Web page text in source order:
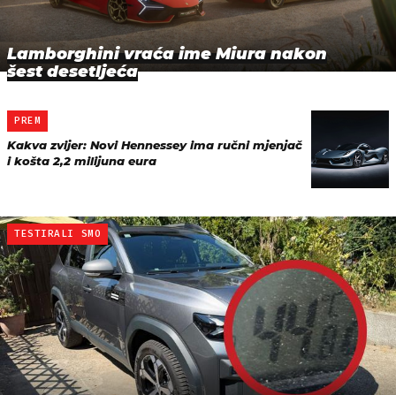
Lamborghini vraća ime Miura nakon
šest desetljeća
PREM
Kakva zvijer: Novi Hennessey ima ručni mjenjač
i košta 2,2 milijuna eura
TESTIRALI SMO